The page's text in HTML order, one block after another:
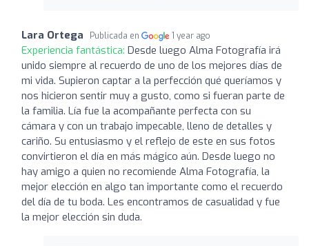
Lara Ortega Publicada en 1 year ago
Experiencia fantástica: Desde luego Alma Fotografía irá
unido siempre al recuerdo de uno de los mejores días de
mi vida. Supieron captar a la perfección qué queríamos y
nos hicieron sentir muy a gusto, como si fueran parte de
la familia. Lía fue la acompañante perfecta con su
cámara y con un trabajo impecable, lleno de detalles y
cariño. Su entusiasmo y el reflejo de este en sus fotos
convirtieron el día en más mágico aún. Desde luego no
hay amigo a quien no recomiende Alma Fotografía, la
mejor elección en algo tan importante como el recuerdo
del día de tu boda. Les encontramos de casualidad y fue
la mejor elección sin duda.